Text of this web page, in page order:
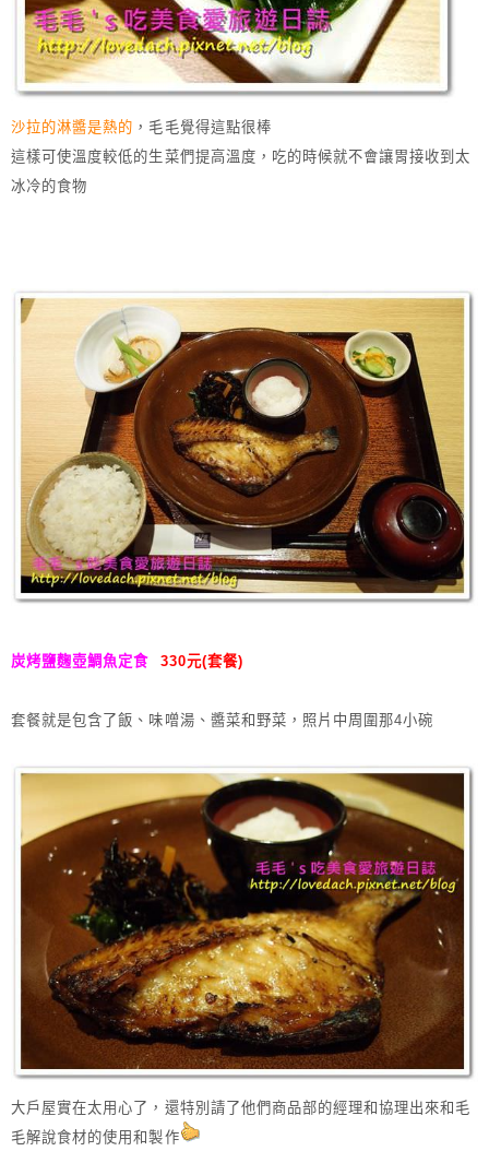
沙拉的淋醬是熱的 ，毛毛覺得這點很棒
這樣可使溫度較低的生菜們提高溫度，吃的時候就不會讓胃接收到太
冰冷的食物
炭烤鹽麴壺鯛魚定食 330元(套餐)
套餐就是包含了飯、味噌湯、醬菜和野菜，照片中周圍那4小碗
大戶屋實在太用心了，還特別請了他們商品部的經理和協理出來和毛
毛解說食材的使用和製作